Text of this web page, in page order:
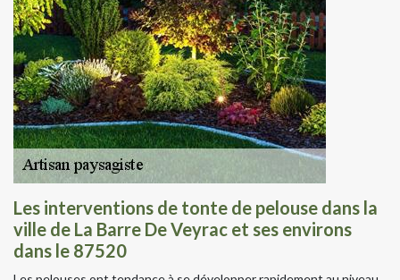
Les interventions de tonte de pelouse dans la
ville de La Barre De Veyrac et ses environs
dans le 87520